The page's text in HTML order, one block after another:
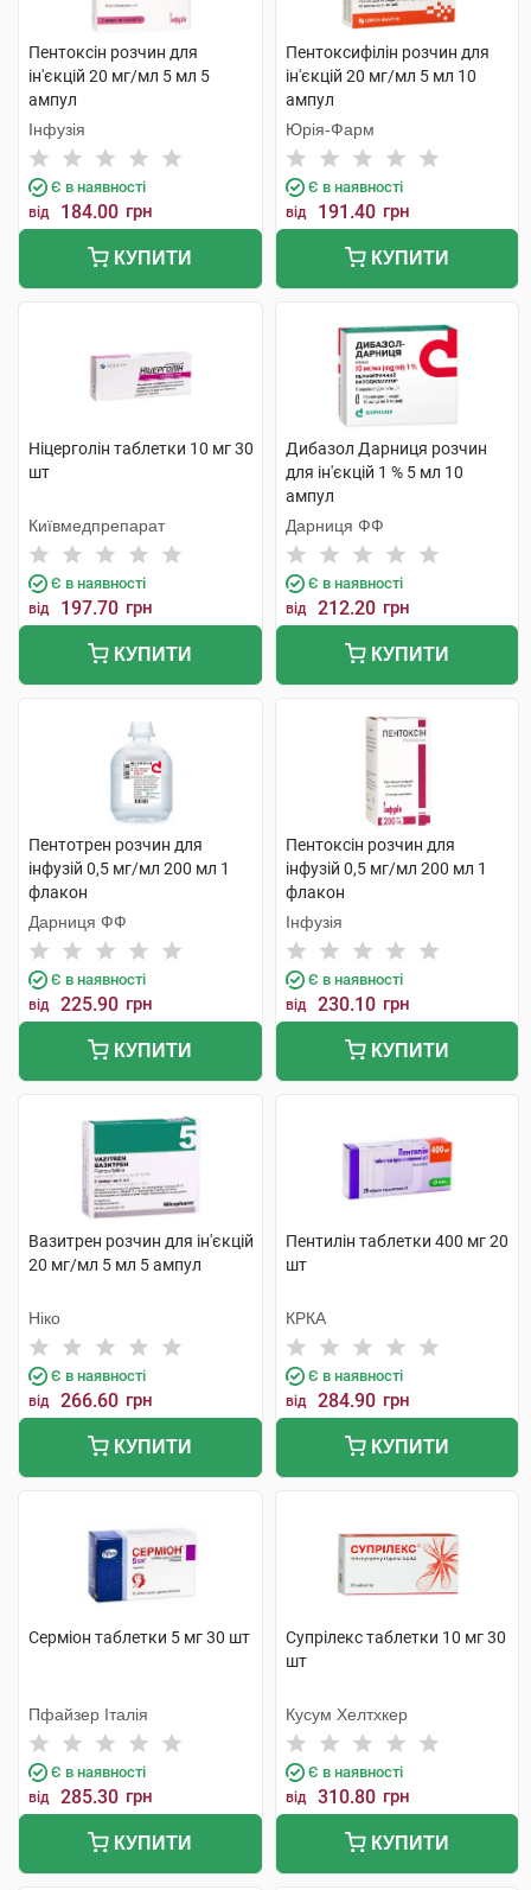
Пентоксін розчин для
ін'єкцій 20 мг/мл 5 мл 5
ампул
Інфузія
Є в наявності
від 184.00 грн
КУПИТИ
Пентоксифілін розчин для
ін'єкцій 20 мг/мл 5 мл 10
ампул
Юрія-Фарм
Є в наявності
від 191.40 грн
КУПИТИ
Ніцерголін таблетки 10 мг 30
шт
Київмедпрепарат
Є в наявності
від 197.70 грн
КУПИТИ
Дибазол Дарниця розчин
для ін'єкцій 1 % 5 мл 10
ампул
Дарниця ФФ
Є в наявності
від 212.20 грн
КУПИТИ
Пентотрен розчин для
інфузій 0,5 мг/мл 200 мл 1
флакон
Дарниця ФФ
Є в наявності
від 225.90 грн
КУПИТИ
Пентоксін розчин для
інфузій 0,5 мг/мл 200 мл 1
флакон
Інфузія
Є в наявності
від 230.10 грн
КУПИТИ
Вазитрен розчин для ін'єкцій
20 мг/мл 5 мл 5 ампул
Ніко
Є в наявності
від 266.60 грн
КУПИТИ
Пентилін таблетки 400 мг 20
шт
КРКА
Є в наявності
від 284.90 грн
КУПИТИ
Серміон таблетки 5 мг 30 шт
Пфайзер Італія
Є в наявності
від 285.30 грн
КУПИТИ
Супрілекс таблетки 10 мг 30
шт
Кусум Хелтхкер
Є в наявності
від 310.80 грн
КУПИТИ